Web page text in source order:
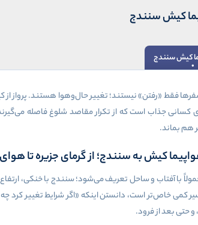
کیش سنندج
کیش سنندج
فقط «رفتن» نیستند؛ تغییر حال‌وهوا هستند. پرواز
کسانی جذاب است که از تکرار مقاصد شلوغ فاصله
هم بماند.
کیش به سنندج؛ از گرمای جزیره تا
با آفتاب و ساحل تعریف می‌شود؛ سنندج با خنکی،
کمی خاص‌تر است، دانستن اینکه «اگر شرایط تغییر
و حتی بعد از فرود.